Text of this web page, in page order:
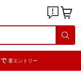
要エントリー